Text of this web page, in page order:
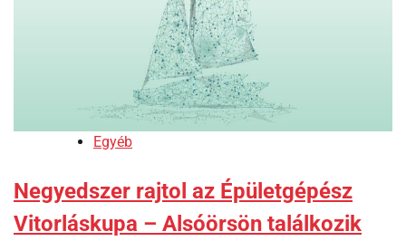
Egyéb
Negyedszer rajtol az Épületgépész
Vitorláskupa – Alsóörsön találkozik